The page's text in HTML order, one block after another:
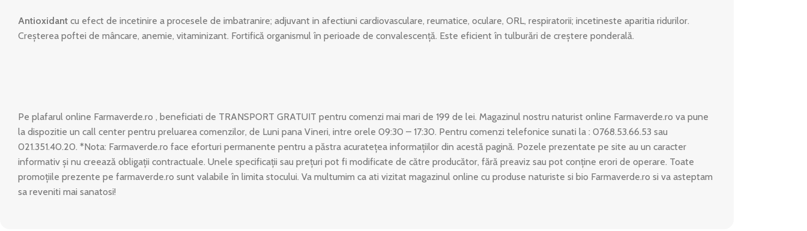
Antioxidant cu efect de incetinire a procesele de imbatranire; adjuvant in afectiuni cardiovasculare, reumatice, oculare, ORL, respiratorii; incetineste aparitia ridurilor.
Creșterea poftei de mâncare, anemie, vitaminizant. Fortifică organismul în perioade de convalescență. Este eficient în tulburări de creștere ponderală.
Pe plafarul online Farmaverde.ro , beneficiati de TRANSPORT GRATUIT pentru comenzi mai mari de 199 de lei. Magazinul nostru naturist online Farmaverde.ro va pune
la dispozitie un call center pentru preluarea comenzilor, de Luni pana Vineri, intre orele 09:30 – 17:30. Pentru comenzi telefonice sunati la : 0768.53.66.53 sau
021.351.40.20. *Nota: Farmaverde.ro face eforturi permanente pentru a păstra acuratețea informațiilor din acestă pagină. Pozele prezentate pe site au un caracter
informativ și nu creează obligații contractuale. Unele specificații sau prețuri pot fi modificate de către producător, fără preaviz sau pot conține erori de operare. Toate
promoțiile prezente pe farmaverde.ro sunt valabile în limita stocului. Va multumim ca ati vizitat magazinul online cu produse naturiste si bio Farmaverde.ro si va asteptam
sa reveniti mai sanatosi!